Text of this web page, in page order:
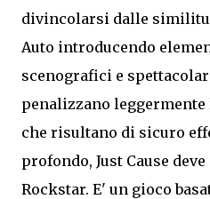
divincolarsi dalle
Auto introducendo
scenografici e
penalizzano
che risultano di sicuro
profondo, Just Cause
Rockstar. E' un gioco